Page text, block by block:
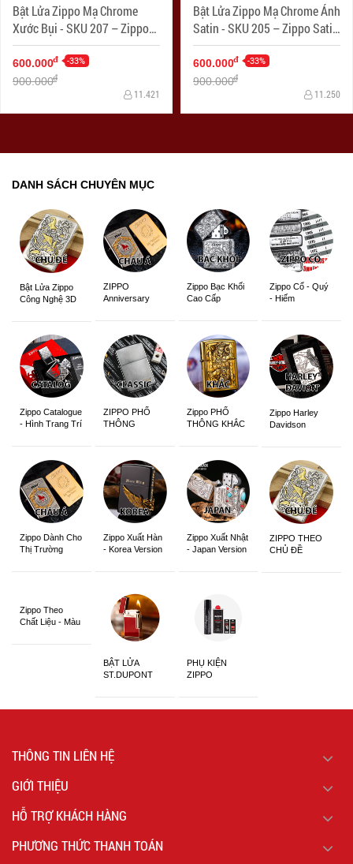
Bật Lửa Zippo Mạ Chrome
Xước Bụi - SKU 207 – Zippo
Street Chrome
600.000đ -33%
900.000đ
11.421
Bật Lửa Zippo Mạ Chrome Ánh
Satin - SKU 205 – Zippo Satin
Chrome
600.000đ -33%
900.000đ
11.250
DANH SÁCH CHUYÊN MỤC
Bật Lửa Zippo
Công Nghệ 3D
ZIPPO
Anniversary
Zippo Bạc Khối
Cao Cấp
Zippo Cổ - Quý
- Hiếm
Zippo Catalogue
- Hình Trang Trí
ZIPPO PHỔ
THÔNG
Zippo PHỔ
THÔNG KHẮC
Zippo Harley
Davidson
Zippo Dành Cho
Thị Trường
Zippo Xuất Hàn
- Korea Version
Zippo Xuất Nhật
- Japan Version
ZIPPO THEO
CHỦ ĐỀ
Zippo Theo
Chất Liệu - Màu
BẬT LỬA
ST.DUPONT
PHỤ KIỆN
ZIPPO
THÔNG TIN LIÊN HỆ
GIỚI THIỆU
HỖ TRỢ KHÁCH HÀNG
PHƯƠNG THỨC THANH TOÁN